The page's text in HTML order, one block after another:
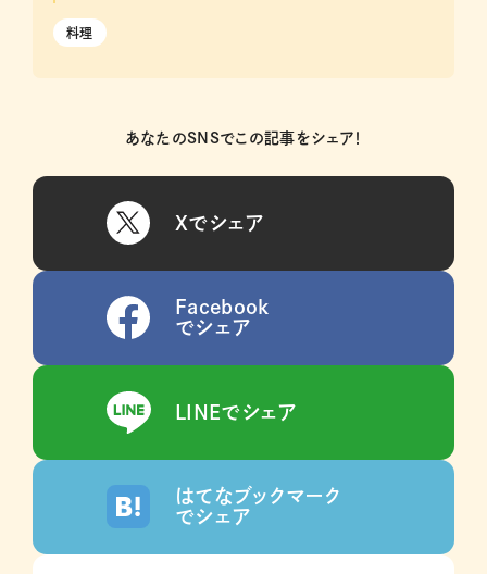
料理
あなたのSNSでこの記事をシェア！
Xでシェア
Facebook
でシェア
LINEでシェア
はてなブックマーク
でシェア